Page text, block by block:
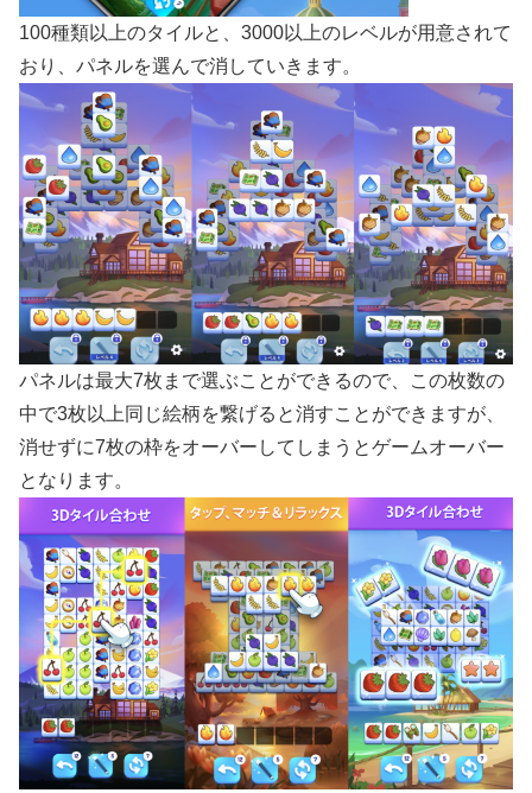
100種類以上のタイルと、3000以上のレベルが用意されて
おり、パネルを選んで消していきます。
パネルは最大7枚まで選ぶことができるので、この枚数の
中で3枚以上同じ絵柄を繋げると消すことができますが、
消せずに7枚の枠をオーバーしてしまうとゲームオーバー
となります。